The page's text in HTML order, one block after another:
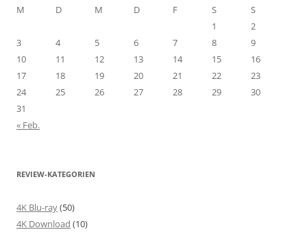
M
D M D F S
S
1
2
3
4 5 6 7 8
9
10
11 12 13 14 15
16
17
18 19 20 21 22
23
24
25 26 27 28 29
30
31
« Feb.
REVIEW-KATEGORIEN
4K Blu-ray(50)
4K Download (10)